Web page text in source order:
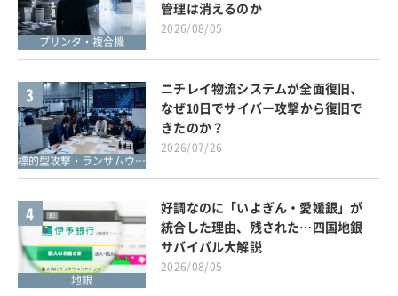
プリンタ・複合機
管理は消えるのか
2026/08/05
3
標的型攻撃・ランサムウェア対策
ニチレイ物流システムが全面復旧、
なぜ10日でサイバー攻撃から復旧で
きたのか？
2026/07/26
4
地銀
好調なのに「いよぎん・愛媛銀」が
統合した理由、残された…四国地銀
サバイバル大解説
2026/08/05